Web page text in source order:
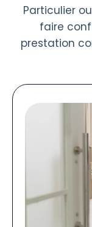
Particulier
faire
prestation